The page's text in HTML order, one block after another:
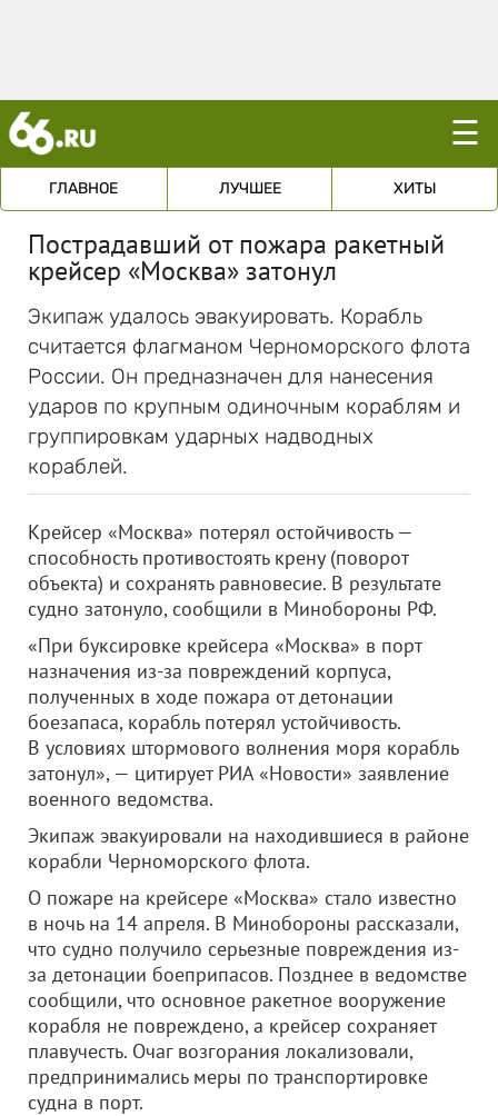
☰
ГЛАВНОЕ ЛУЧШЕЕ ХИТЫ
Пострадавший от пожара ракетный
крейсер «Москва» затонул
Экипаж удалось эвакуировать. Корабль
считается флагманом Черноморского флота
России. Он предназначен для нанесения
ударов по крупным одиночным кораблям и
группировкам ударных надводных
кораблей.
Крейсер «Москва» потерял остойчивость —
способность противостоять крену (поворот
объекта) и сохранять равновесие. В результате
судно затонуло, сообщили в Минобороны РФ.
«При буксировке крейсера «Москва» в порт
назначения из-за повреждений корпуса,
полученных в ходе пожара от детонации
боезапаса, корабль потерял устойчивость.
В условиях штормового волнения моря корабль
затонул», — цитирует РИА «Новости» заявление
военного ведомства.
Экипаж эвакуировали на находившиеся в районе
корабли Черноморского флота.
О пожаре на крейсере «Москва» стало известно
в ночь на 14 апреля. В Минобороны рассказали,
что судно получило серьезные повреждения из-
за детонации боеприпасов. Позднее в ведомстве
сообщили, что основное ракетное вооружение
корабля не повреждено, а крейсер сохраняет
плавучесть. Очаг возгорания локализовали,
предпринимались меры по транспортировке
судна в порт.